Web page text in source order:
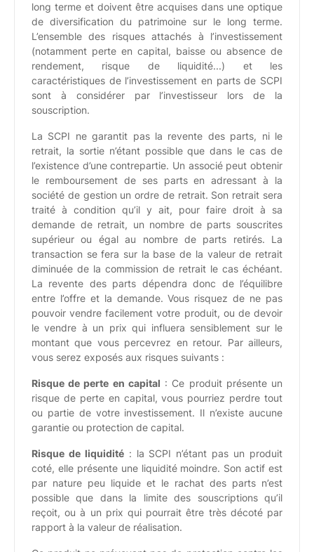
long terme et doivent être acquises dans une optique
de diversification du patrimoine sur le long terme.
L’ensemble des risques attachés à l’investissement
(notamment perte en capital, baisse ou absence de
rendement, risque de liquidité...) et les
caractéristiques de l’investissement en parts de SCPI
sont à considérer par l’investisseur lors de la
souscription.
La SCPI ne garantit pas la revente des parts, ni le
retrait, la sortie n’étant possible que dans le cas de
l’existence d’une contrepartie. Un associé peut obtenir
le remboursement de ses parts en adressant à la
société de gestion un ordre de retrait. Son retrait sera
traité à condition qu’il y ait, pour faire droit à sa
demande de retrait, un nombre de parts souscrites
supérieur ou égal au nombre de parts retirés. La
transaction se fera sur la base de la valeur de retrait
diminuée de la commission de retrait le cas échéant.
La revente des parts dépendra donc de l’équilibre
entre l’offre et la demande. Vous risquez de ne pas
pouvoir vendre facilement votre produit, ou de devoir
le vendre à un prix qui influera sensiblement sur le
montant que vous percevrez en retour. Par ailleurs,
vous serez exposés aux risques suivants :
Risque de perte en capital : Ce produit présente un
risque de perte en capital, vous pourriez perdre tout
ou partie de votre investissement. Il n’existe aucune
garantie ou protection de capital.
Risque de liquidité: la SCPI n’étant pas un produit
coté, elle présente une liquidité moindre. Son actif est
par nature peu liquide et le rachat des parts n’est
possible que dans la limite des souscriptions qu’il
reçoit, ou à un prix qui pourrait être très décoté par
rapport à la valeur de réalisation.